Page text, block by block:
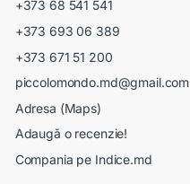
+373 68 541 541
+373 693 06 389
+373 671 51 200
piccolomondo.md@gmail.com
Adresa (Maps)
Adaugă o recenzie!
Compania pe Indice.md